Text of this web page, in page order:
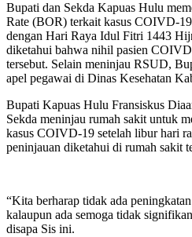
Bupati dan Sekda Kapuas Hulu
Rate (BOR) terkait kasus COIVD-
dengan Hari Raya Idul Fitri 1443
diketahui bahwa nihil pasien
tersebut. Selain meninjau RSUD,
apel pegawai di Dinas Kesehatan
Bupati Kapuas Hulu Fransiskus
Sekda meninjau rumah sakit untuk
kasus COIVD-19 setelah libur hari
peninjauan diketahui di rumah sakit
“Kita berharap tidak ada
kalaupun ada semoga tidak
disapa Sis ini.